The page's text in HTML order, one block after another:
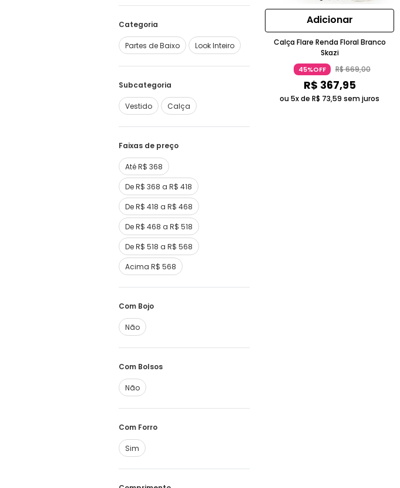
Categoria
Partes de Baixo Look Inteiro
Subcategoria
Vestido Calça
Faixas de preço
Até R$ 368
De R$ 368 a R$ 418
De R$ 418 a R$ 468
De R$ 468 a R$ 518
De R$ 518 a R$ 568
Acima R$ 568
Com Bojo
Não
Com Bolsos
Não
Com Forro
Sim
Adicionar
Calça Flare Renda Floral Branco
Skazi
45%OFF R$669,00
R$ 367,95
ou 5x deR$ 73,59 sem juros